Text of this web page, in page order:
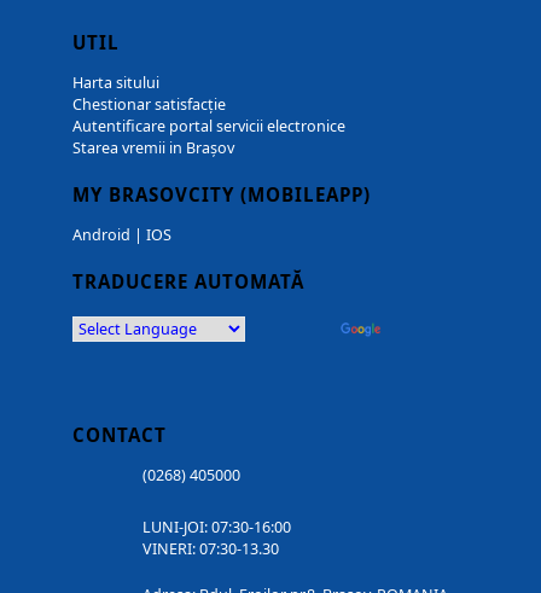
UTIL
Harta sitului
Chestionar satisfacție
Autentificare portal servicii electronice
Starea vremii in Brașov
MY BRASOVCITY (MOBILEAPP)
Android | IOS
TRADUCERE AUTOMATĂ
CONTACT
(0268) 405000
LUNI-JOI: 07:30-16:00
VINERI: 07:30-13.30